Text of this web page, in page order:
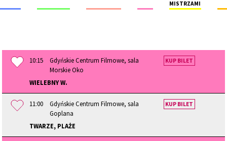
MISTRZAMI
10:15
Gdyńskie Centrum Filmowe, sala
Morskie Oko
WIELEBNY W.
KUP BILET
11:00
Gdyńskie Centrum Filmowe, sala
Goplana
TWARZE, PLAŻE
KUP BILET